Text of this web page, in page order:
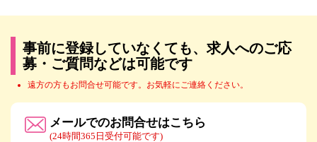
事前に登録していなくても、求人へのご応
募・ご質問などは可能です
遠方の方もお問合せ可能です。お気軽にご連絡ください。
メールでのお問合せはこちら
(24時間365日受付可能です)